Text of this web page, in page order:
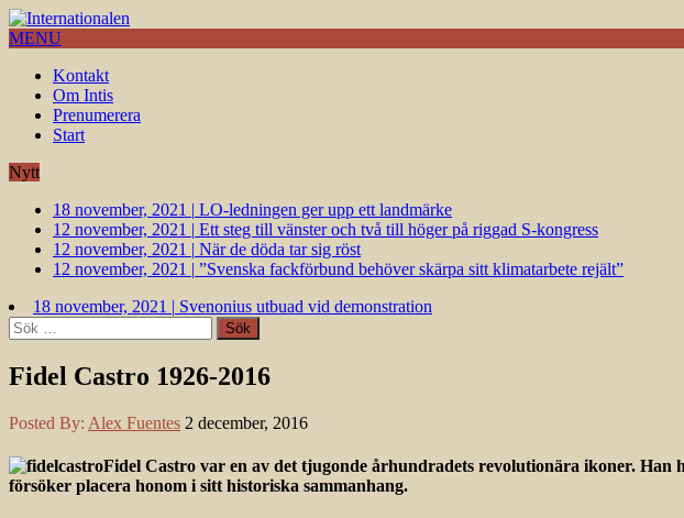
MENU
Kontakt
Om Intis
Prenumerera
Start
Nytt
18 november, 2021 | LO-ledningen ger upp ett landmärke
12 november, 2021 | Ett steg till vänster och två till höger på riggad S-kongress
12 november, 2021 | När de döda tar sig röst
12 november, 2021 | ”Svenska fackförbund behöver skärpa sitt klimatarbete rejält”
18 november, 2021 | Svenonius utbuad vid demonstration
Sök
efter:
Fidel Castro 1926-2016
Posted By: Alex Fuentes 2 december, 2016
Fidel Castro var en av det tjugonde århundradets revolutionära ikoner.
försöker placera honom i sitt historiska sammanhang.